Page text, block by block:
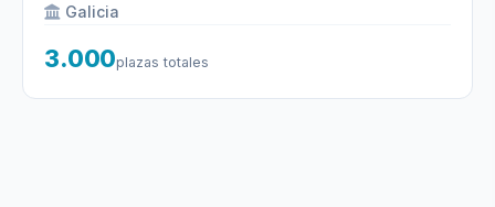
Galicia
3.000plazas totales